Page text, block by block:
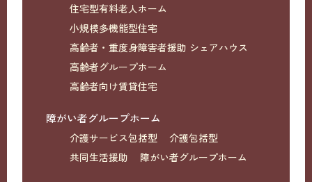
住宅型有料老人ホーム
小規模多機能型住宅
高齢者・重度身障害者援助 シェアハウス
高齢者グループホーム
高齢者向け賃貸住宅
障がい者グループホーム
介護サービス包括型
介護包括型
共同生活援助
障がい者グループホーム